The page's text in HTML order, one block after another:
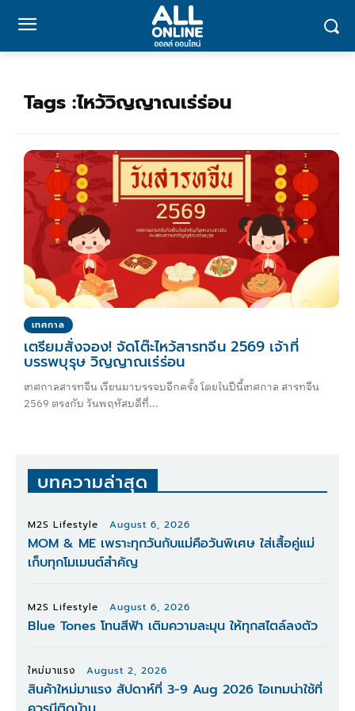
Tags :ไหว้วิญญาณเร่ร่อน
เทศกาล
เตรียมสั่งจอง! จัดโต๊ะไหว้สารทจีน 2569 เจ้าที่
บรรพบุรุษ วิญญาณเร่ร่อน
เทศกาลสารทจีน เวียนมาบรรจบอีกครั้ง โดยในปีนี้เทศกาล สารทจีน
2569 ตรงกับ วันพฤหัสบดีที่...
บทความล่าสุด
M2S Lifestyle August 6, 2026
MOM & ME เพราะทุกวันกับแม่คือวันพิเศษ ใส่เสื้อคู่แม่
เก็บทุกโมเมนต์สำคัญ
M2S Lifestyle August 6, 2026
Blue Tones โทนสีฟ้า เติมความละมุน ให้ทุกสไตล์ลงตัว
ใหม่มาแรง August 2, 2026
สินค้าใหม่มาแรง สัปดาห์ที่ 3-9 Aug 2026 ไอเทมน่าใช้ที่